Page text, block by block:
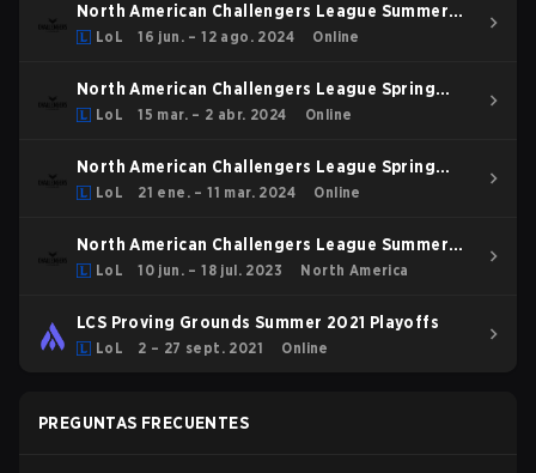
North American Challengers League Summer
2024 Regular Season
LoL 16 jun. – 12 ago. 2024 Online
North American Challengers League Spring
2024 Playoffs
LoL 15 mar. – 2 abr. 2024 Online
North American Challengers League Spring
2024 Regular Season
LoL 21 ene. – 11 mar. 2024 Online
North American Challengers League Summer
2023 Regular Season
LoL 10 jun. – 18 jul. 2023 North America
LCS Proving Grounds Summer 2021 Playoffs
LoL 2 – 27 sept. 2021 Online
PREGUNTAS FRECUENTES